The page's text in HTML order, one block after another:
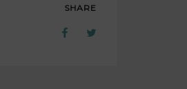
SHARE